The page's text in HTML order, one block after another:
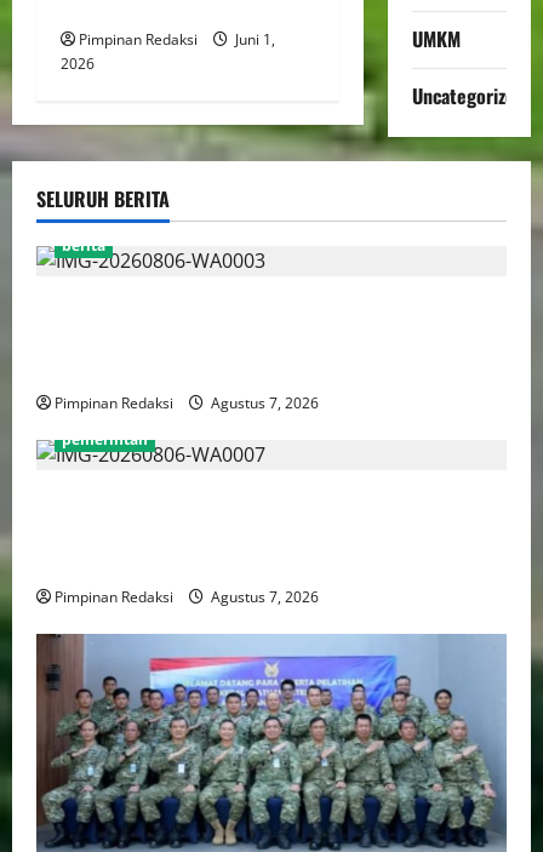
Pimpinan Redaksi
Juni 1,
2026
UMKM
Uncategorized
SELURUH BERITA
berita
Pimpinan Redaksi
Agustus 7, 2026
pemerintah
Pimpinan Redaksi Agustus 7, 2026